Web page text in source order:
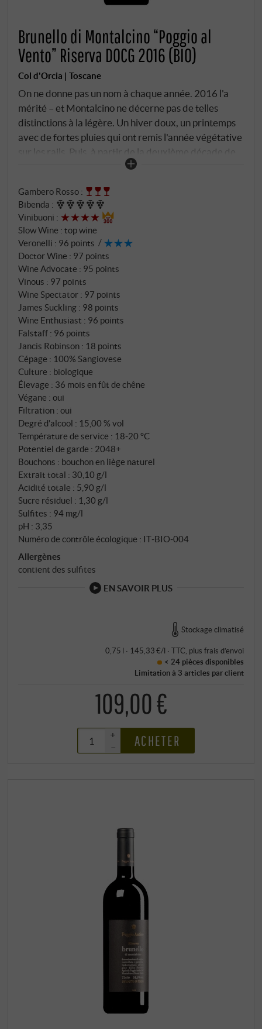
Brunello di Montalcino “Poggio al
Vento” Riserva DOCG 2016 (BIO)
Col d'Orcia | Toscane
On ne donne pas un nom à chaque année. 2016 l'a
mérité – et Montalcino ne décerne pas de telles
distinctions à la légère. Un hiver doux, un printemps
avec de fortes pluies qui ont remis l'année végétative
sur les rails. Puis, à partir de la deuxième décade de
juin, une hausse graduelle et douce des températures
qui a tout réuni : grandes variations de températures
journalières, absence de pluie, conditions de
maturation parfaites. Le Consorzio a qualifié 2016
d'un de ses meilleurs millésimes depuis des
décennies. Et Col d'Orcia a fait de son meilleur
terroir une riserva. Le vignoble Poggio al Vento se
trouve au cœur de la Tenuta, à mi-hauteur de la
colline surplombant la vallée d'Orcia, à 350 mètres. Il
est planté depuis 1974. Le nom – "colline dans le
vent" – est tout un programme : constamment aéré,
exposé au sud, sur des sols riches en calcaire et en
squelette. C'est ici que naissent les raisins que Col
d'Orcia réserve à la catégorie la plus exigeante de la
cave, et même seulement lorsque le millésime pose la
question : Est-ce plus qu'un Brunello annata ? Ce vin
peut-il porter des décennies ? En 2016, la réponse
était oui.
Gambero Rosso :
Bibenda :
Vinibuoni :
Slow Wine : top wine
Veronelli : 96 points
Doctor Wine : 97 points
Wine Advocate : 95 points
Vinous : 97 points
Wine Spectator : 97 points
James Suckling : 98 points
Wine Enthusiast : 96 points
Falstaff : 96 points
Jancis Robinson : 18 points
Cépage : 100% Sangiovese
Culture : biologique
Élevage : 36 mois en fût de chêne
Végane : oui
Filtration : oui
Degré d'alcool : 15,00 % vol
Température de service : 18‑20 °C
Potentiel de garde : 2048+
Bouchons : bouchon en liège naturel
Extrait total : 30,10 g/l
Acidité totale : 5,90 g/l
Sucre résiduel : 1,30 g/l
Sulfites : 94 mg/l
pH : 3,35
Numéro de contrôle écologique : IT‑BIO‑004
Allergènes
contient des sulfites
EN SAVOIR PLUS
Stockage climatisé
0,75 l · 145,33 €/l · TTC, plus frais d’envoi
< 24 pièces disponibles
Limitation à 3 articles par client
109,00 €
+
–
ACHETER